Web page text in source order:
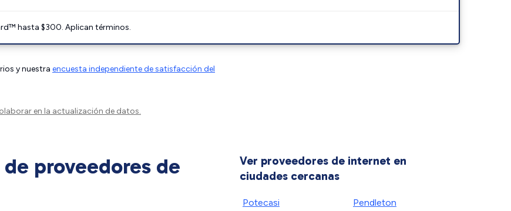
hasta $300. Aplican términos.
y nuestra encuesta independiente de satisfacción del
en la actualización de datos.
proveedores de
Ver proveedores de internet en
ciudades cercanas
Potecasi
Pendleton